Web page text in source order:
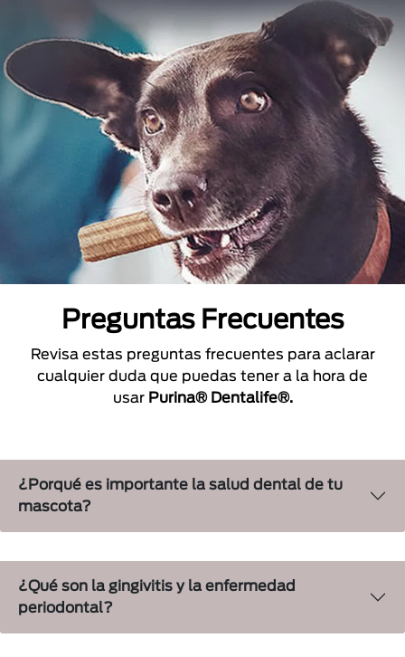
Preguntas Frecuentes
Revisa estas preguntas frecuentes para aclarar
cualquier duda que puedas tener a la hora de
usar Purina® Dentalife®.
¿Porqué es importante la salud dental de tu
mascota?
¿Qué son la gingivitis y la enfermedad
periodontal?